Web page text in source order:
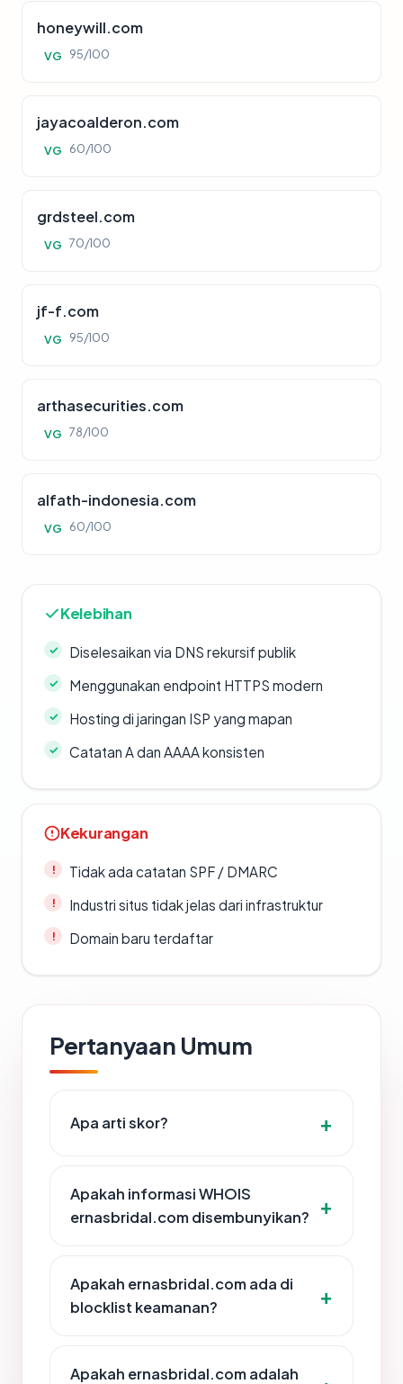
honeywill.com
VG 95/100
jayacoalderon.com
VG 60/100
grdsteel.com
VG 70/100
jf-f.com
VG 95/100
arthasecurities.com
VG 78/100
alfath-indonesia.com
VG 60/100
Kelebihan
Diselesaikan via DNS rekursif publik
Menggunakan endpoint HTTPS modern
Hosting di jaringan ISP yang mapan
Catatan A dan AAAA konsisten
Kekurangan
Tidak ada catatan SPF / DMARC
Industri situs tidak jelas dari infrastruktur
Domain baru terdaftar
Pertanyaan Umum
Apa arti skor?
Apakah informasi WHOIS
ernasbridal.com disembunyikan?
Apakah ernasbridal.com ada di
blocklist keamanan?
Apakah ernasbridal.com adalah